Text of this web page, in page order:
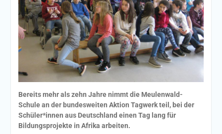
Bereits mehr als zehn Jahre nimmt die Meulenwald-
Schule an der bundesweiten Aktion Tagwerk teil, bei der
Schüler*innen aus Deutschland einen Tag lang für
Bildungsprojekte in Afrika arbeiten.